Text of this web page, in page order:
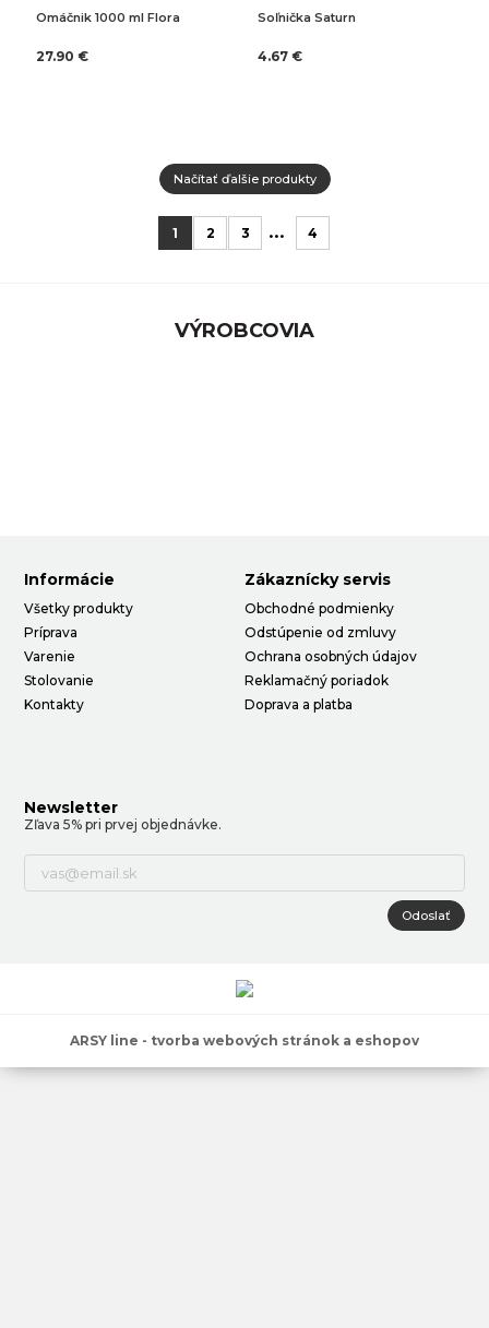
Omáčnik 1000 ml Flora
27.90 €
Soľnička Saturn
4.67 €
Načítať ďalšie produkty
1 2 3 ... 4
VÝROBCOVIA
Informácie
Všetky produkty
Príprava
Varenie
Stolovanie
Kontakty
Zákaznícky servis
Obchodné podmienky
Odstúpenie od zmluvy
Ochrana osobných údajov
Reklamačný poriadok
Doprava a platba
Newsletter
Zľava 5% pri prvej objednávke.
Odoslať
ARSY line - tvorba webových stránok a eshopov